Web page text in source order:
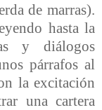
de marras).
hasta la
y diálogos
párrafos al
la excitación
una cartera